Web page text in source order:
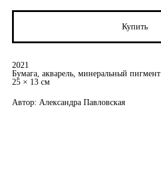
Купить
2021
Бумага, акварель, минеральный пигмент
25 × 13 см
Автор: Александра Павловская